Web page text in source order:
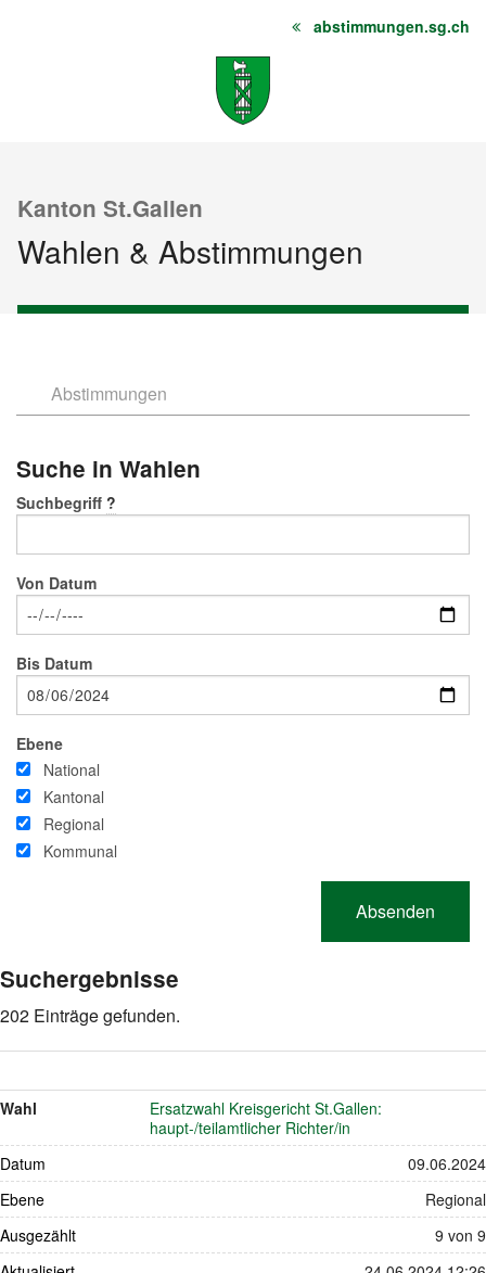
Startseite
Sitemap abstimmungen.sg.ch
Kanton St.Gallen
Wahlen & Abstimmungen
Abstimmungen
Suche in Wahlen
Suchbegriff ?
Von Datum
Bis Datum
Ebene
National
Kantonal
Regional
Kommunal
Suchergebnisse
202 Einträge gefunden.
Wahl
Ersatzwahl Kreisgericht St.Gallen:
haupt-/teilamtlicher Richter/in
Datum
09.06.2024
Ebene
Regional
Ausgezählt
9 von 9